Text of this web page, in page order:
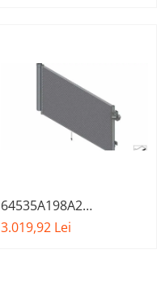
64535A198A2
EVAPORATOR BMW
3.019,92 Lei